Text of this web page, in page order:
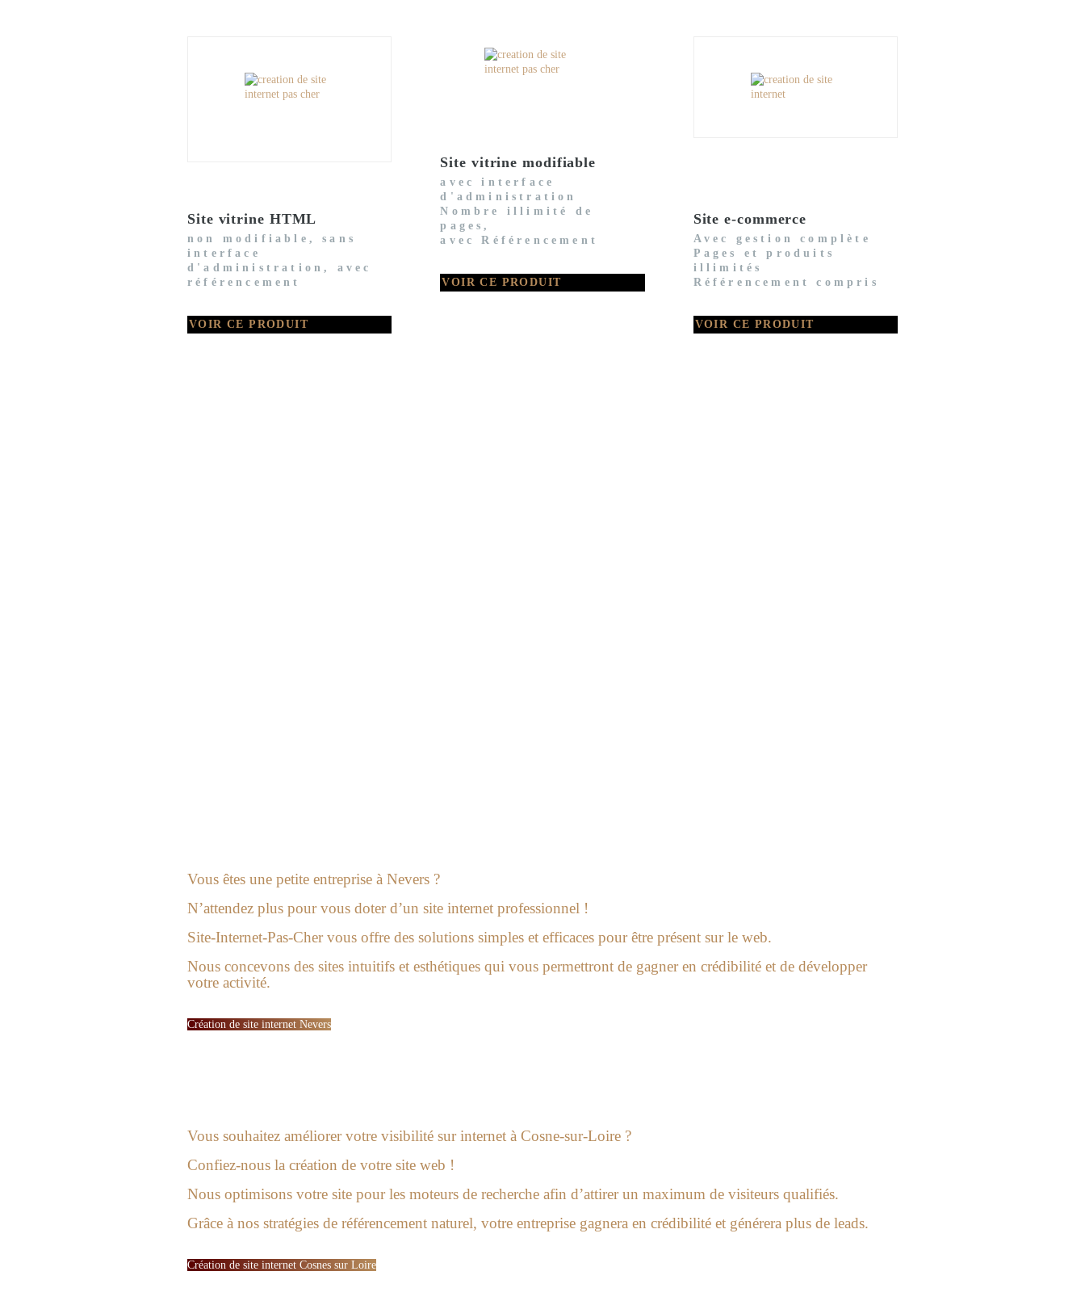
Site vitrine HTML
non modifiable, sans
interface
d'administration, avec
référencement
VOIR CE PRODUIT
Site vitrine modifiable
avec interface
d'administration
Nombre illimité de
pages,
avec Référencement
VOIR CE PRODUIT
Site e-commerce
Avec gestion complète
Pages et produits
illimités
Référencement compris
VOIR CE PRODUIT
Vous êtes une petite entreprise à Nevers ?
N’attendez plus pour vous doter d’un site internet professionnel !
Site-Internet-Pas-Cher vous offre des solutions simples et efficaces pour être présent sur le web.
Nous concevons des sites intuitifs et esthétiques qui vous permettront de gagner en crédibilité et de développer
votre activité.
Création de site internet Nevers
Vous souhaitez améliorer votre visibilité sur internet à Cosne-sur-Loire ?
Confiez-nous la création de votre site web !
Nous optimisons votre site pour les moteurs de recherche afin d’attirer un maximum de visiteurs qualifiés.
Grâce à nos stratégies de référencement naturel, votre entreprise gagnera en crédibilité et générera plus de leads.
Création de site internet Cosnes sur Loire